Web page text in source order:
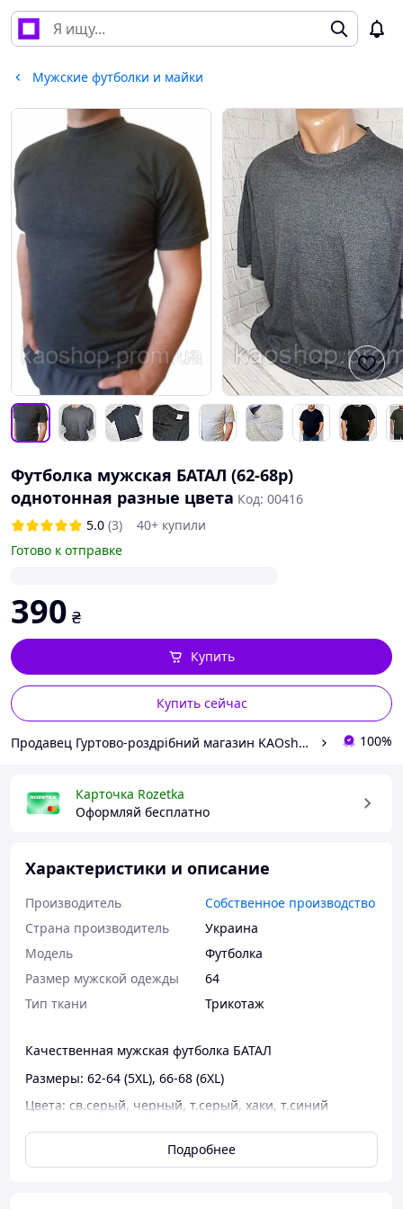
Мужские футболки и майки
Футболка мужская БАТАЛ (62-68p)
однотонная разные цвета Код: 00416
5.0 (3)
40+ купили
Готово к отправке
390 ₴
Купить сейчас
Купить
Продавец Гуртово-роздрібний магазин KAOshop 100%
Карточка Rozetka
Оформляй бесплатно
Характеристики и описание
Производитель
Собственное производство
Страна производитель
Украина
Мoдель
Футболка
Размер мужской одежды
64
Тип ткани
Трикотаж
Качественная мужская футболка БАТАЛ
Размеры: 62-64 (5XL), 66-68 (6XL)
Цвета: св.серый, черный, т.серый, хаки, т.синий
менеджера)
ОПТ: Замечание ЛИШЕ по телефону 0681392412 (є
Подробнее